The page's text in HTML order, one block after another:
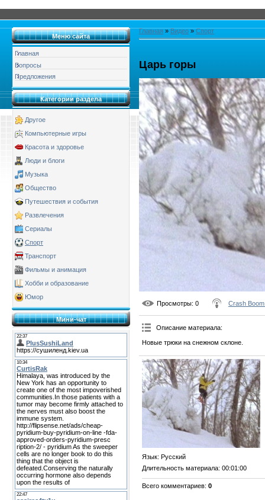
Меню сайта
Главная
Вопросы
Предложения
Категории раздела
Другое
Компьютерные игры
Красота и здоровье
Люди и блоги
Музыка
Общество
Путешествия и события
Развлечения
Сериалы
Спорт
Транспорт
Фильмы и анимация
Хобби и образование
Юмор
Мини-чат
Главная » Видео » Спорт
Царь горы
Просмотры: 0 Crash
Описание материала:
Новые трюки на снежном склоне.
Язык: Русский
Длительность материала: 00:01:00
Всего комментариев: 0